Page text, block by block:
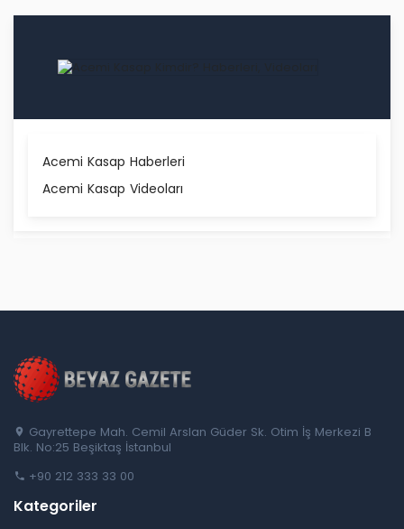
Acemi Kasap Haberleri
Acemi Kasap Videoları
Gayrettepe Mah. Cemil Arslan Güder Sk. Otim İş Merkezi B
Blk. No:25 Beşiktaş İstanbul
+90 212 333 33 00
Kategoriler